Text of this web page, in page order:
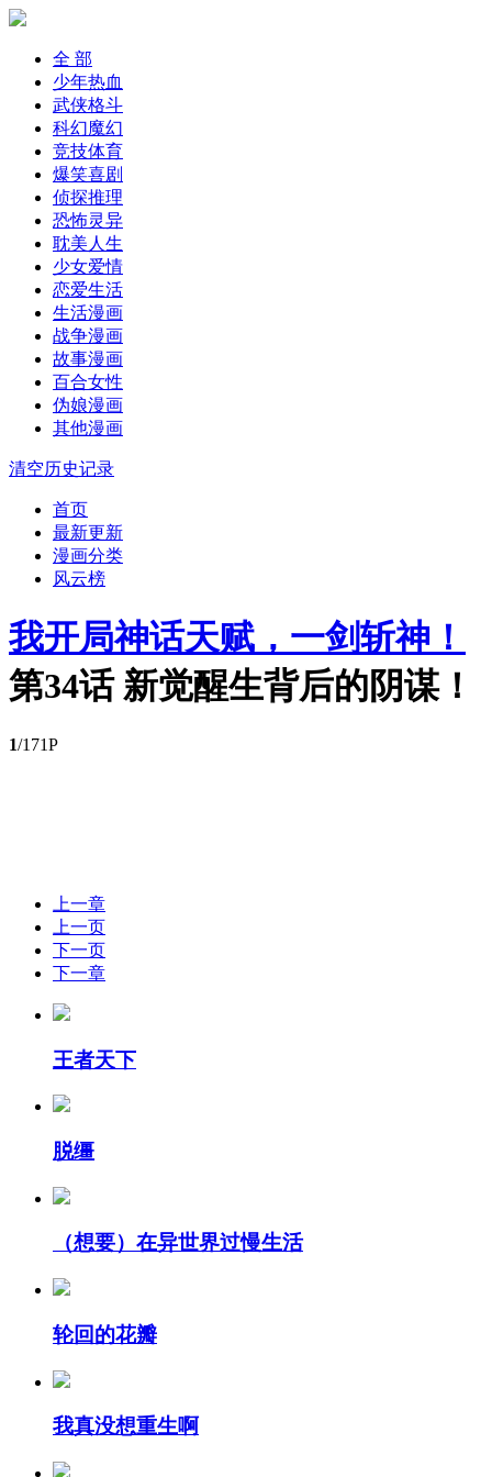
全 部
少年热血
武侠格斗
科幻魔幻
竞技体育
爆笑喜剧
侦探推理
恐怖灵异
耽美人生
少女爱情
恋爱生活
生活漫画
战争漫画
故事漫画
百合女性
伪娘漫画
其他漫画
清空历史记录
首页
最新更新
漫画分类
风云榜
我开局神话天赋，一剑斩神！
第34话 新觉醒生背后的阴谋！
1/171P
上一章
上一页
下一页
下一章
王者天下
脱缰
（想要）在异世界过慢生活
轮回的花瓣
我真没想重生啊